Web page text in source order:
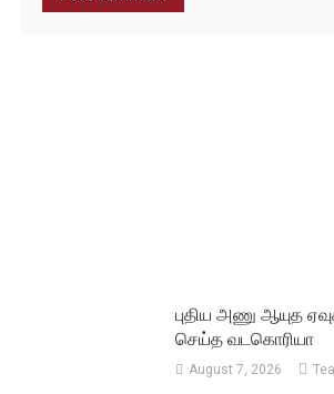
புதிய அணு ஆயுத
செய்த வடகொரியா
August 7, 2026